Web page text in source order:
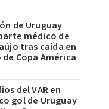
de Uruguay
médico de
tras caída en
Copa América
del VAR en
gol de Uruguay